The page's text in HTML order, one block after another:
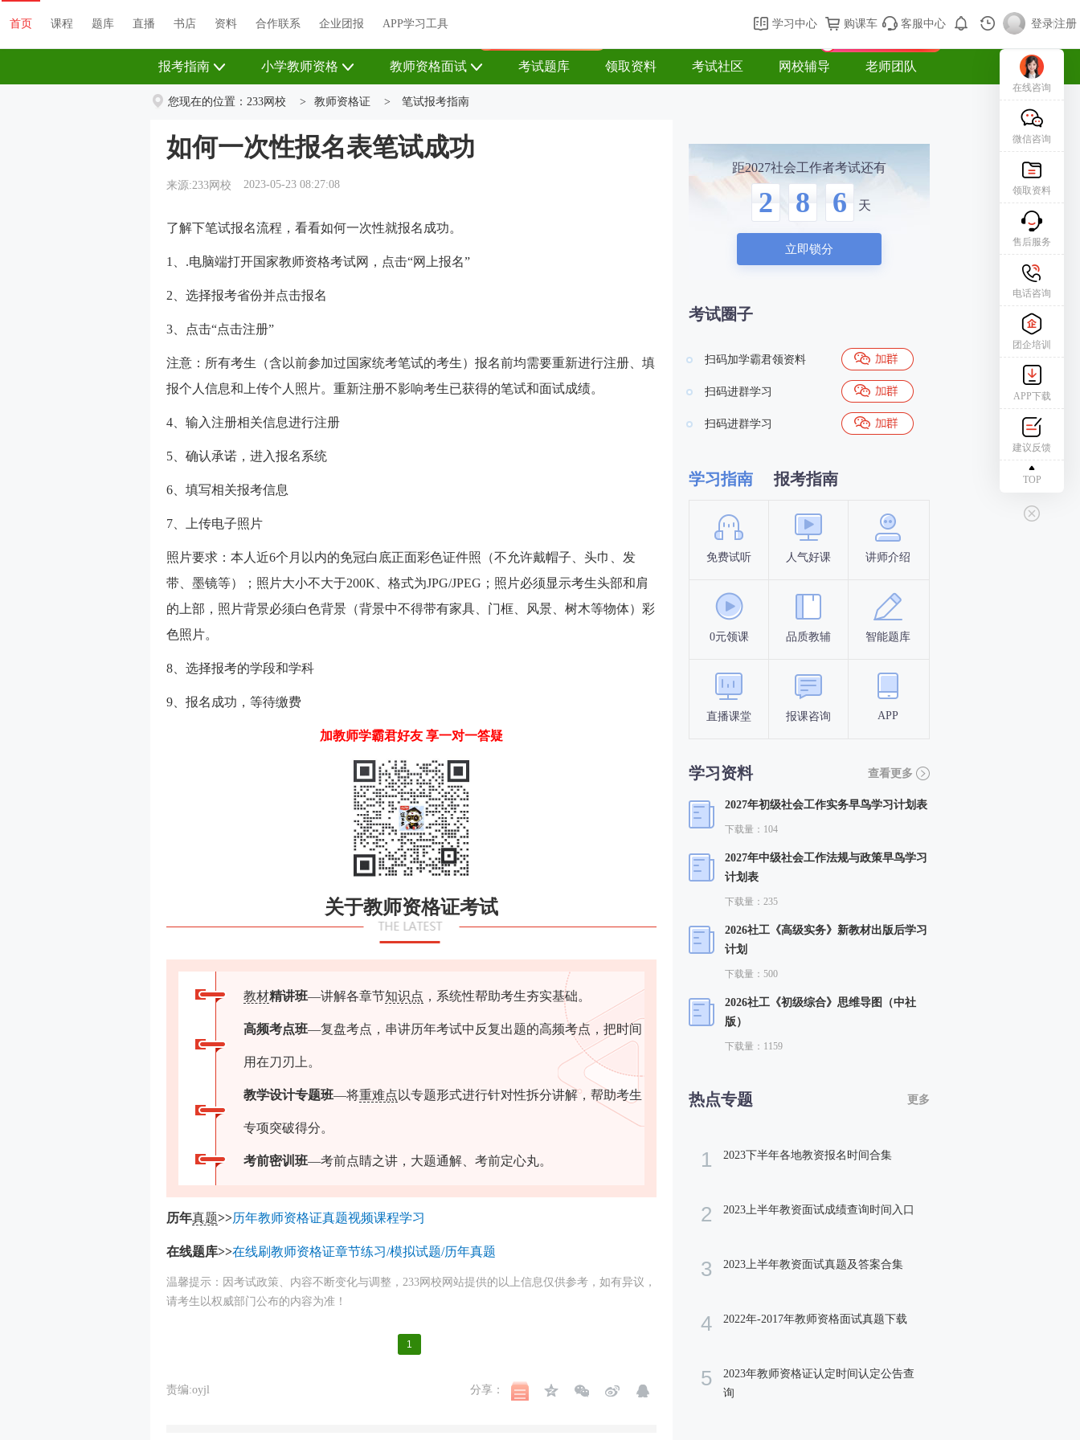
首页 课程 题库 直播 书店 资料 合作联系 企业团报 APP学习工具 学习中心 购课车 客服中心 登录|注册
首页 课程 题库 直播 书店 资料 关于我们 帮助中心 购课车 登录/注册
报考指南 小学教师资格 教师资格面试 考试题库 领取资料 考试社区 网校辅导 老师团队
您现在的位置： 233网校 > 教师资格证 > 笔试报考指南
如何一次性报名表笔试成功
来源:233网校 2023-05-23 08:27:08
了解下笔试报名流程，看看如何一次性就报名成功。
1、.电脑端打开国家教师资格考试网，点击“网上报名”
2、选择报考省份并点击报名
3、点击“点击注册”
注意：所有考生（含以前参加过国家统考笔试的考生）报名前均需要重新进行注册、填
报个人信息和上传个人照片。重新注册不影响考生已获得的笔试和面试成绩。
4、输入注册相关信息进行注册
5、确认承诺，进入报名系统
6、填写相关报考信息
7、上传电子照片
照片要求：本人近6个月以内的免冠白底正面彩色证件照（不允许戴帽子、头巾、发
带、墨镜等）；照片大小不大于200K、格式为JPG/JPEG；照片必须显示考生头部和肩
的上部，照片背景必须白色背景（背景中不得带有家具、门框、风景、树木等物体）彩
色照片。
8、选择报考的学段和学科
9、报名成功，等待缴费
加教师学霸君好友 享一对一答疑
关于教师资格证考试
教材精讲班—讲解各章节知识点 ，系统性帮助考生夯实基础。
高频考点班—复盘考点，串讲历年考试中反复出题的高频考点，把时间
用在刀刃上。
教学设计专题班—将重难点 以专题形式进行针对性拆分讲解，帮助考生
专项突破得分。
考前密训班—考前点睛之讲，大题通解、考前定心丸。
历年真题>>历年教师资格证真题视频课程学习
在线题库>>在线刷教师资格证章节练习/模拟试题/历年真题
温馨提示：因考试政策、内容不断变化与调整，233网校网站提供的以上信息仅供参考，如有异议，
请考生以权威部门公布的内容为准！
1
责编:oyjl 分享：
距2027社会工作者考试还有
2 8 6 天
立即锁分
考试圈子
扫码加学霸君领资料
扫码进群学习
扫码进群学习
学习指南 报考指南
免费试听 人气好课 讲师介绍
0元领课 品质教辅 智能题库
直播课堂 报课咨询 APP
学习资料 查看更多
2027年初级社会工作实务早鸟学习计划表
下载量：104
2027年中级社会工作法规与政策早鸟学习
计划表
下载量：235
2026社工《高级实务》新教材出版后学习
计划
下载量：500
2026社工《初级综合》思维导图（中社
版）
下载量：1159
热点专题 更多
1 2023下半年各地教资报名时间合集
2 2023上半年教资面试成绩查询时间入口
3 2023上半年教资面试真题及答案合集
4 2022年-2017年教师资格面试真题下载
5
2023年教师资格证认定时间认定公告查
询
在线咨询
微信咨询
领取资料
售后服务
电话咨询
团企培训
APP下载
建议反馈
TOP